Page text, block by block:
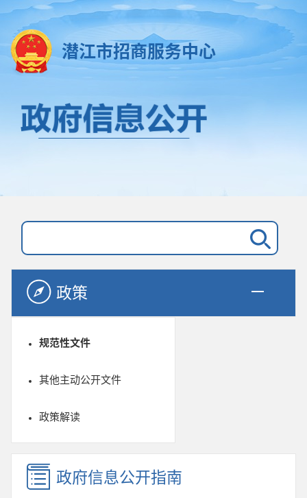
潜江市招商服务中心
政策
规范性文件
其他主动公开文件
政策解读
政府信息公开指南